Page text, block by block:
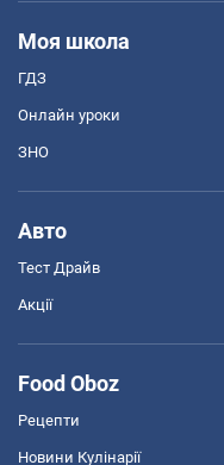
Моя школа
ГДЗ
Онлайн уроки
ЗНО
Авто
Тест Драйв
Акції
Food Oboz
Рецепти
Новини Кулінарії